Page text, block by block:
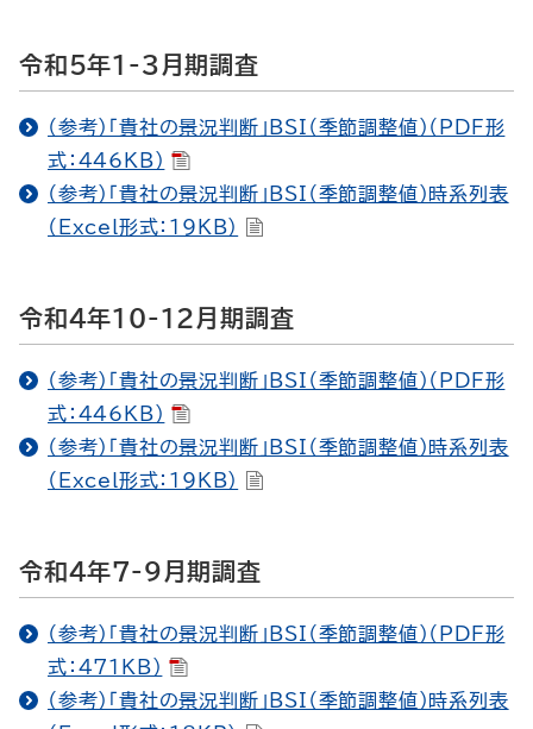
令和5年1-3月期調査
（参考）「貴社の景況判断」BSI（季節調整値）（PDF形
式：446KB）
（参考）「貴社の景況判断」BSI（季節調整値）時系列表
（Excel形式：19KB）
令和4年10-12月期調査
（参考）「貴社の景況判断」BSI（季節調整値）（PDF形
式：446KB）
（参考）「貴社の景況判断」BSI（季節調整値）時系列表
（Excel形式：19KB）
令和4年7-9月期調査
（参考）「貴社の景況判断」BSI（季節調整値）（PDF形
式：471KB）
（参考）「貴社の景況判断」BSI（季節調整値）時系列表